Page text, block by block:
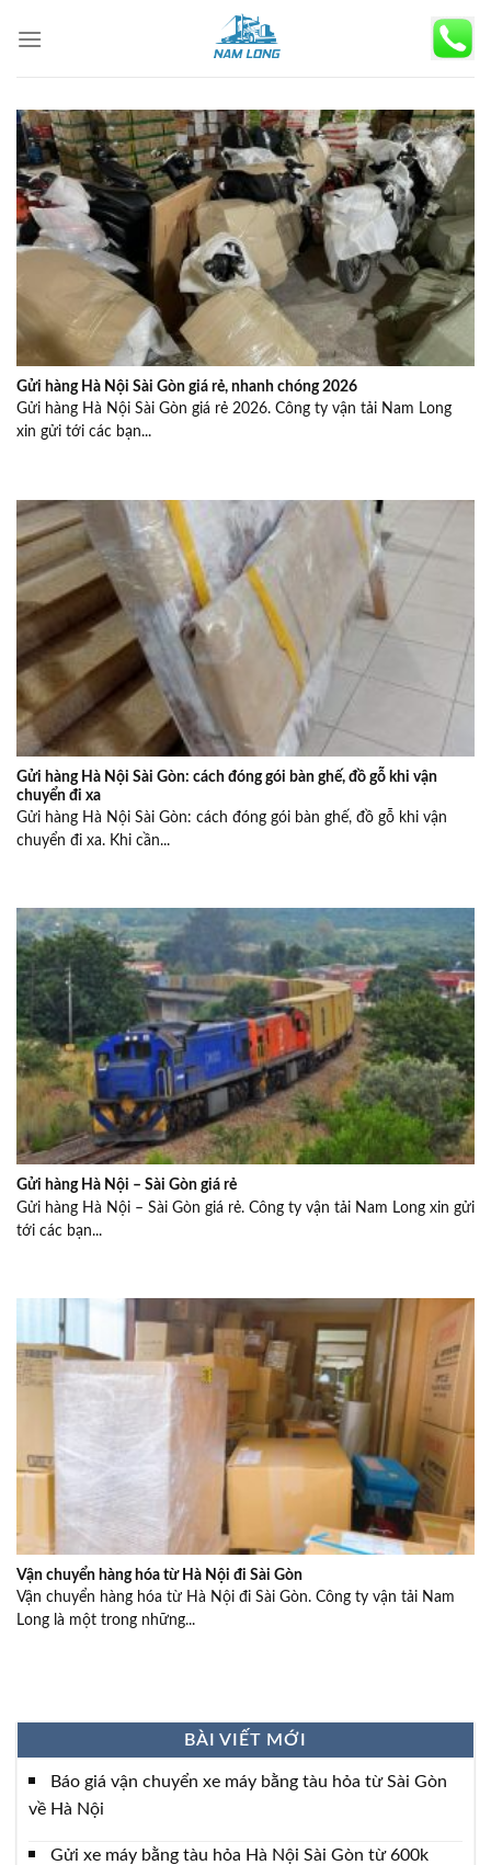
Gửi hàng Hà Nội Sài Gòn giá rẻ, nhanh chóng 2026
Gửi hàng Hà Nội Sài Gòn giá rẻ 2026. Công ty vận tải Nam Long
xin gửi tới các bạn...
Gửi hàng Hà Nội Sài Gòn: cách đóng gói bàn ghế, đồ gỗ khi vận
chuyển đi xa
Gửi hàng Hà Nội Sài Gòn: cách đóng gói bàn ghế, đồ gỗ khi vận
chuyển đi xa. Khi cần...
Gửi hàng Hà Nội – Sài Gòn giá rẻ
Gửi hàng Hà Nội – Sài Gòn giá rẻ. Công ty vận tải Nam Long xin gửi
tới các bạn...
Vận chuyển hàng hóa từ Hà Nội đi Sài Gòn
Vận chuyển hàng hóa từ Hà Nội đi Sài Gòn. Công ty vận tải Nam
Long là một trong những...
BÀI VIẾT MỚI
Báo giá vận chuyển xe máy bằng tàu hỏa từ Sài Gòn
về Hà Nội
Gửi xe máy bằng tàu hỏa Hà Nội Sài Gòn từ 600k